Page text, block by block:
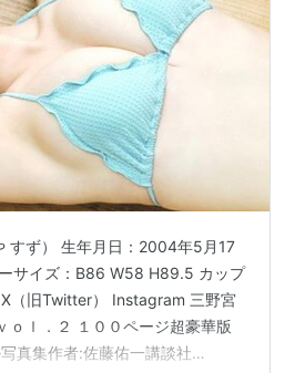
すず） 生年月日：2004年5月17
サイズ：B86 W58 H89.5 カップ
（旧Twitter） Instagram 三野宮
ｏｌ．２ １００ページ超豪華版
真集作者:佐藤佑一講談社